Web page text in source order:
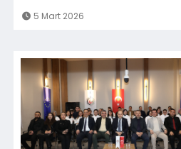
5 Mart 2026